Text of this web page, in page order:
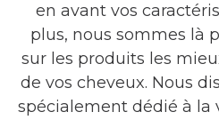
en avant vos
plus, nous sommes là
sur les produits les
de vos cheveux. Nous
spécialement dédié à la